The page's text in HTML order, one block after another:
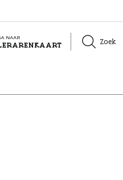
NAAR Zoek